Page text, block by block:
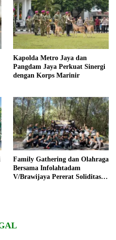
Kapolda Metro Jaya dan
Pangdam Jaya Perkuat Sinergi
dengan Korps Marinir
Family Gathering dan Olahraga
Bersama Infolahtadam
V/Brawijaya Pererat Soliditas